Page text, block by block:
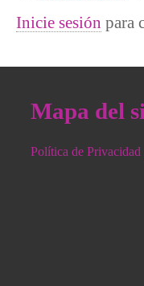
Inicie sesión para
Mapa del
Política de